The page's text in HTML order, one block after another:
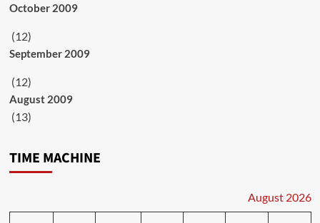
October 2009
(12)
September 2009
(12)
August 2009
(13)
TIME MACHINE
August 2026